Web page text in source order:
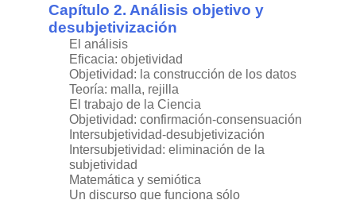
Capítulo 2. Análisis objetivo y
desubjetivización
El análisis
Eficacia: objetividad
Objetividad: la construcción de los datos
Teoría: malla, rejilla
El trabajo de la Ciencia
Objetividad: confirmación-consensuación
Intersubjetividad-desubjetivización
Intersubjetividad: eliminación de la
subjetividad
Matemática y semiótica
Un discurso que funciona sólo